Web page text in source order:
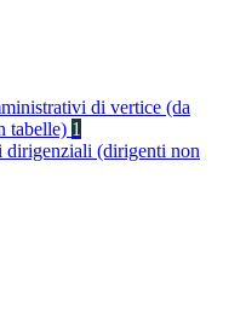
di vertice (da
tabelle) 1
(dirigenti non